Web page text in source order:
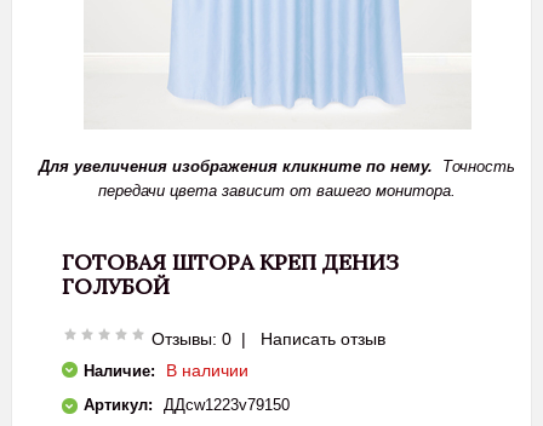
Для увеличения изображения кликните по нему. Точность
передачи цвета зависит от вашего монитора.
ГОТОВАЯ ШТОРА КРЕП ДЕНИЗ
ГОЛУБОЙ
Отзывы: 0 | Написать отзыв
Наличие: В наличии
Артикул: ДДcw1223v79150